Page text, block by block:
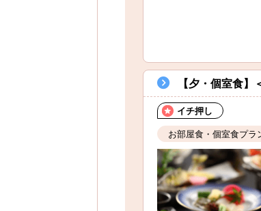
【夕・個室食
イチ押し
お部屋食・個室食プラ